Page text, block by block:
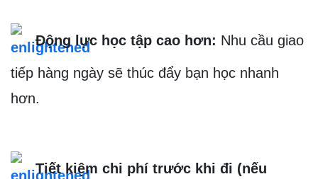
Động lực học tập cao hơn: Nhu cầu giao
tiếp hàng ngày sẽ thúc đẩy bạn học nhanh
hơn.
Tiết kiệm chi phí trước khi đi (nếu